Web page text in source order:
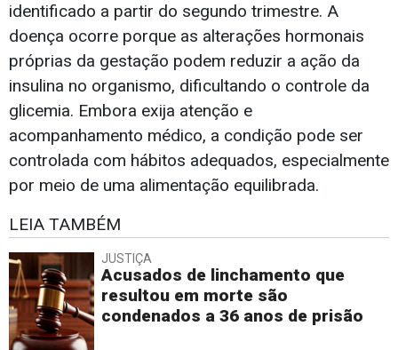
identificado a partir do segundo trimestre. A
doença ocorre porque as alterações hormonais
próprias da gestação podem reduzir a ação da
insulina no organismo, dificultando o controle da
glicemia. Embora exija atenção e
acompanhamento médico, a condição pode ser
controlada com hábitos adequados, especialmente
por meio de uma alimentação equilibrada.
LEIA TAMBÉM
JUSTIÇA
Acusados de linchamento que
resultou em morte são
condenados a 36 anos de prisão